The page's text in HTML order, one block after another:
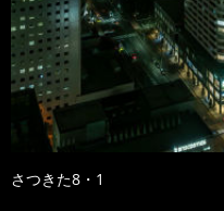
さつきた8・1